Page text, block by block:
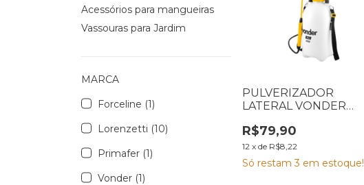
Acessórios para mangueiras
Vassouras para Jardim
MARCA
Forceline (1)
Lorenzetti (10)
Primafer (1)
Vonder (1)
PULVERIZADOR
LATERAL VONDER
LITROS PL005
6240005000
R$79,90
12 xde R$8,22
Só restam3 em estoque!